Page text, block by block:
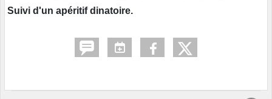
Suivi d'un apéritif dinatoire.